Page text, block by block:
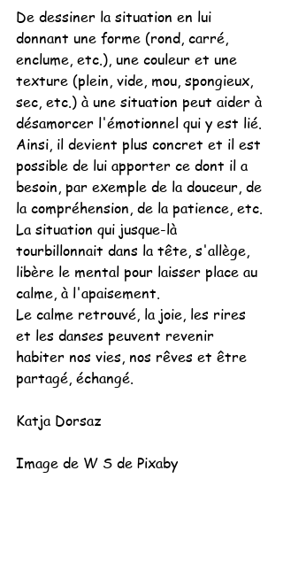
De dessiner la situation en lui
donnant une forme (rond, carré,
enclume, etc.), une couleur et une
texture (plein, vide, mou, spongieux,
sec, etc.) à une situation peut aider à
désamorcer l'émotionnel qui y est lié.
Ainsi, il devient plus concret et il est
possible de lui apporter ce dont il a
besoin, par exemple de la douceur, de
la compréhension, de la patience, etc.
La situation qui jusque-là
tourbillonnait dans la tête, s'allège,
libère le mental pour laisser place au
calme, à l'apaisement.
Le calme retrouvé, la joie, les rires
et les danses peuvent revenir
habiter nos vies, nos rêves et être
partagé, échangé.
Katja Dorsaz
Image de W S de Pixaby